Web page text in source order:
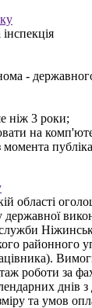
- державного
ніж 3 роки;
на
області
районного
роботи за
днів
та умов